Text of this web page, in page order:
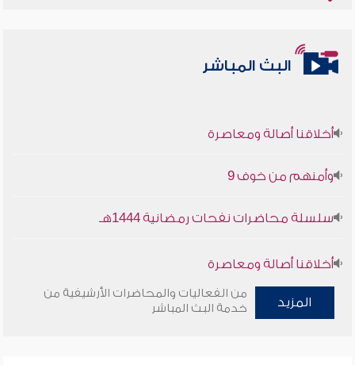
البث المباشر
أخلاقنا أصالة ومعاصرة
وأمنهم من خوف 9
سلسلة محاضرات نفحات رمضانية 1444هـ
أخلاقنا أصالة ومعاصرة
وأمنهم من خوف 9
المزيد
من الفعاليات والمحاضرات الأرشيفية من
خدمة البث المباشر